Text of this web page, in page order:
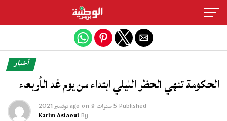
أخبار
الحكومة تنهي الحظر الليلي ابتداء من يوم غد الأربعاء
Published 5 سنوات ago on 9 نوفمبر 2021
By
Karim Aslaoui
Exit mobile version